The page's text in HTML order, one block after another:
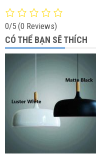
0/5 (0 Reviews)
CÓ THỂ BẠN SẼ THÍCH